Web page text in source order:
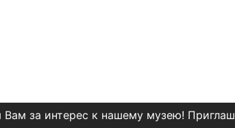
за интерес к нашему музею!